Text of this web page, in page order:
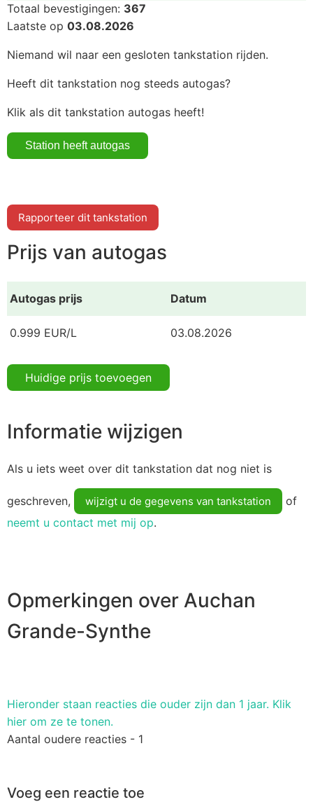
Totaal bevestigingen: 367
Laatste op 03.08.2026
Niemand wil naar een gesloten tankstation rijden.
Heeft dit tankstation nog steeds autogas?
Klik als dit tankstation autogas heeft!
Rapporteer dit tankstation
Prijs van autogas
Autogas prijs Datum
0.999 EUR/L 03.08.2026
Huidige prijs toevoegen
Informatie wijzigen
Als u iets weet over dit tankstation dat nog niet is
geschreven, wijzigt u de gegevens van tankstation
of
neemt u contact met mij op.
Opmerkingen over Auchan
Grande-Synthe
Hieronder staan ​​reacties die ouder zijn dan 1 jaar. Klik
hier om ze te tonen.
Aantal oudere reacties - 1
Voeg een reactie toe